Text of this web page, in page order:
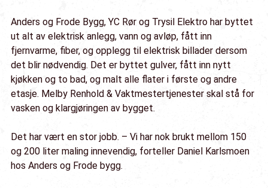
Anders og Frode Bygg, YC Rør og Trysil Elektro har byttet
ut alt av elektrisk anlegg, vann og avløp, fått inn
fjernvarme, fiber, og opplegg til elektrisk billader dersom
det blir nødvendig. Det er byttet gulver, fått inn nytt
kjøkken og to bad, og malt alle flater i første og andre
etasje. Melby Renhold & Vaktmestertjenester skal stå for
vasken og klargjøringen av bygget.
Det har vært en stor jobb. – Vi har nok brukt mellom 150
og 200 liter maling innevendig, forteller Daniel Karlsmoen
hos Anders og Frode bygg.